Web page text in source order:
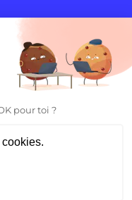
LinkedIn
pour toi ?